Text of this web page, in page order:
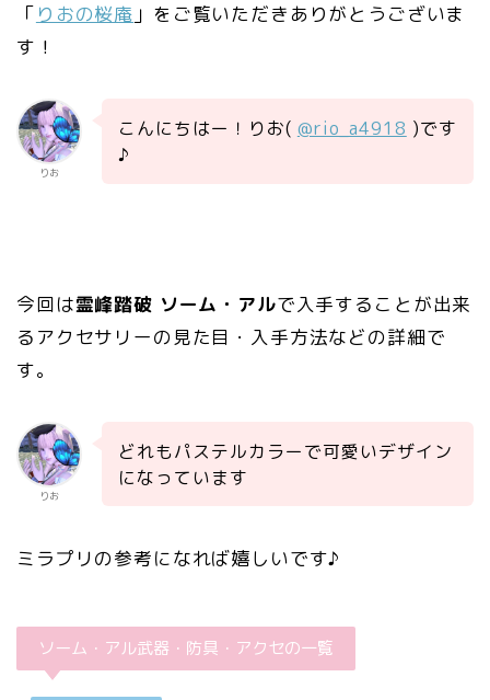
「 りおの桜庵 」をご覧いただきありがとうございま
す！
りお
こんにちはー！りお( @rio_a4918 )です
♪
今回は霊峰踏破 ソーム・アルで入手することが出来
るアクセサリーの見た目・入手方法などの詳細で
す。
りお
どれもパステルカラーで可愛いデザイン
になっています
ミラプリの参考になれば嬉しいです♪
ソーム・アル武器・防具・アクセの一覧